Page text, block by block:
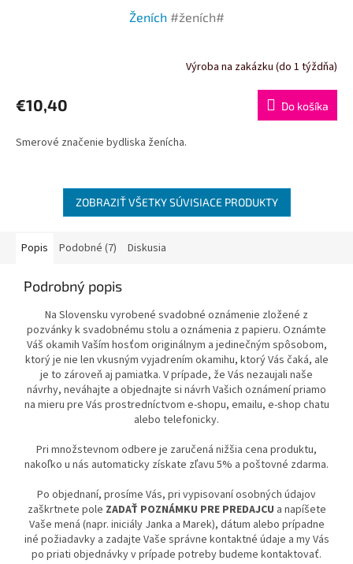
Ženích #ženích#
Výroba na zakázku (do 1 týždňa)
€10,40 Do košíka
Smerové značenie bydliska ženícha.
ZOBRAZIŤ VŠETKY SÚVISIACE PRODUKTY
Popis Podobné (7) Diskusia
Podrobný popis
Na Slovensku vyrobené svadobné oznámenie zložené z
pozvánky k svadobnému stolu a oznámenia z papieru. Oznámte
Váš okamih Vaším hosťom originálnym a jedinečným spôsobom,
ktorý je nie len vkusným vyjadrením okamihu, ktorý Vás čaká, ale
je to zároveň aj pamiatka. V prípade, že Vás nezaujali naše
návrhy, neváhajte a objednajte si návrh Vašich oznámení priamo
na mieru pre Vás prostredníctvom e-shopu, emailu, e-shop chatu
alebo telefonicky.
Pri množstevnom odbere je zaručená nižšia cena produktu,
nakoľko u nás automaticky získate zľavu 5% a poštovné zdarma.
Po objednaní, prosíme Vás, pri vypisovaní osobných údajov
zaškrtnete pole ZADAŤ POZNÁMKU PRE PREDAJCU a napíšete
Vaše mená (napr. iniciály Janka a Marek), dátum alebo prípadne
iné požiadavky a zadajte Vaše správne kontaktné údaje a my Vás
po priati objednávky v prípade potreby budeme kontaktovať.